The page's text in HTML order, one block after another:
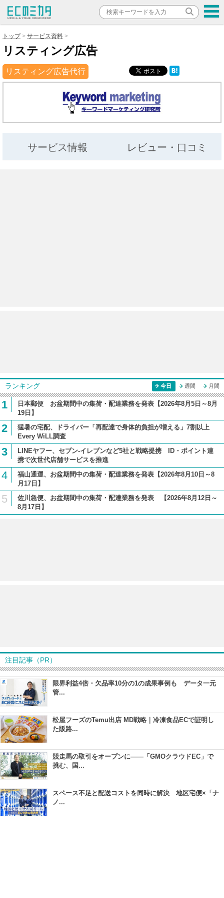
トップ サービス資料
リスティング広告
リスティング広告代行
サービス情報 レビュー・口コミ
ランキング 今日 週間 月間
1
日本郵便 お盆期間中の集荷・配達業務を発表【2026年8月5日～8月
19日】
2
猛暑の宅配、ドライバー「再配達で身体的負担が増える」7割以上
Every WiLL調査
3
LINEヤフー、セブン-イレブンなど5社と戦略提携 ID・ポイント連
携で次世代店舗サービスを推進
4
福山通運、お盆期間中の集荷・配達業務を発表【2026年8月10日～8
月17日】
5
佐川急便、お盆期間中の集荷・配達業務を発表 【2026年8月12日～
8月17日】
注目記事（PR）
限界利益4倍・欠品率10分の1の成果事例も データ一元
管...
松屋フーズのTemu出店 MD戦略｜冷凍食品ECで証明し
た販路...
競走馬の取引をオープンに――「GMOクラウドEC」で
挑む、国...
スペース不足と配送コストを同時に解決 地区宅便×「ナ
ノ...